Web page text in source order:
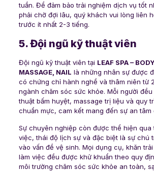
tuần. Để đảm bảo trải nghiệm dịch vụ tốt
phải chờ đợi lâu, quý khách vui lòng liên
trước ít nhất 2-3 tiếng.
5. Đội ngũ kỹ thuật viên
Đội ngũ kỹ thuật viên tại LEAF SPA –
MASSAGE, NAIL là những nhân sự được
có chứng chỉ hành nghề và thâm niên từ
ngành chăm sóc sức khỏe. Mỗi người đều
thuật bấm huyệt, massage trị liệu và quy
chuẩn mực, cam kết mang đến sự an
Sự chuyên nghiệp còn được thể hiện qua
việc, thái độ lịch sự và đặc biệt là sự chú
vào vấn đề vệ sinh. Mọi dụng cụ, khăn
làm việc đều được khử khuẩn theo quy
môi trường chăm sóc sức khỏe an toàn,